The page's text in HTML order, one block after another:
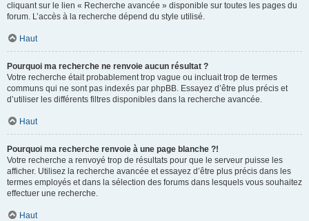
cliquant sur le lien « Recherche avancée » disponible sur toutes les pages du
forum. L’accès à la recherche dépend du style utilisé.
Haut
Pourquoi ma recherche ne renvoie aucun résultat ?
Votre recherche était probablement trop vague ou incluait trop de termes
communs qui ne sont pas indexés par phpBB. Essayez d’être plus précis et
d’utiliser les différents filtres disponibles dans la recherche avancée.
Haut
Pourquoi ma recherche renvoie à une page blanche ?!
Votre recherche a renvoyé trop de résultats pour que le serveur puisse les
afficher. Utilisez la recherche avancée et essayez d’être plus précis dans les
termes employés et dans la sélection des forums dans lesquels vous souhaitez
effectuer une recherche.
Haut